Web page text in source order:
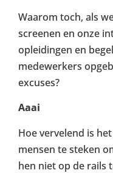
Waarom toch, als
screenen en onze
opleidingen en
medewerkers
excuses?
Aaai
Hoe vervelend is
mensen te steken
hen niet op de rails